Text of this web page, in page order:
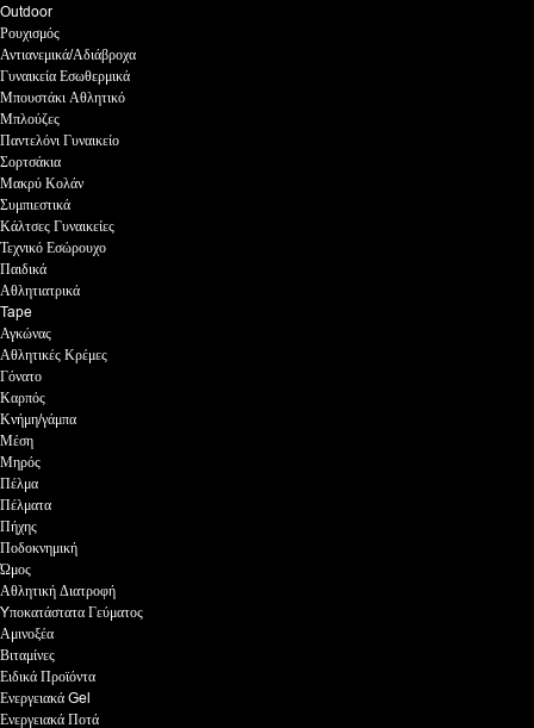
Outdoor
Ρουχισμός
Αντιανεμικά/Αδιάβροχα
Γυναικεία Εσωθερμικά
Μπουστάκι Αθλητικό
Μπλούζες
Παντελόνι Γυναικείο
Σορτσάκια
Μακρύ Κολάν
Συμπιεστικά
Κάλτσες Γυναικείες
Τεχνικό Εσώρουχο
Παιδικά
Αθλητιατρικά
Tape
Αγκώνας
Αθλητικές Κρέμες
Γόνατο
Καρπός
Κνήμη/γάμπα
Μέση
Μηρός
Πέλμα
Πέλματα
Πήχης
Ποδοκνημική
Ώμος
Αθλητική Διατροφή
Yποκατάστατα Γεύματος
Αμινοξέα
Βιταμίνες
Ειδικά Προϊόντα
Ενεργειακά Gel
Ενεργειακά Ποτά